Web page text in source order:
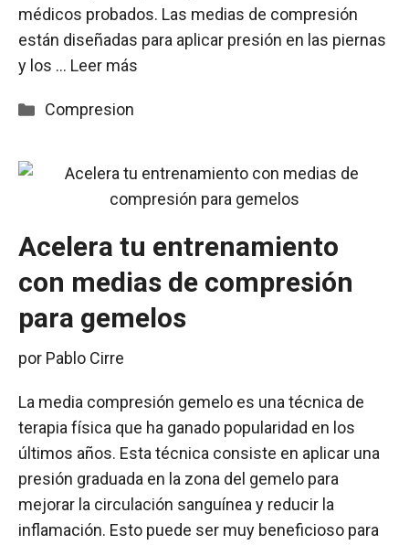
médicos probados. Las medias de compresión
están diseñadas para aplicar presión en las piernas
y los … Leer más
Categorías
Compresion
Acelera tu entrenamiento
con medias de compresión
para gemelos
por Pablo Cirre
La media compresión gemelo es una técnica de
terapia física que ha ganado popularidad en los
últimos años. Esta técnica consiste en aplicar una
presión graduada en la zona del gemelo para
mejorar la circulación sanguínea y reducir la
inflamación. Esto puede ser muy beneficioso para